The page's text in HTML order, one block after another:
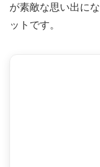
が素敵な思い出に
ットです。